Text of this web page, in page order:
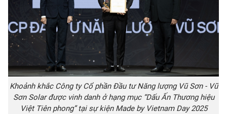
Khoảnh khắc Công ty Cổ phần Đầu tư Năng lượng Vũ Sơn - Vũ
Sơn Solar được vinh danh ở hạng mục “Dấu Ấn Thương hiệu
Việt Tiên phong” tại sự kiện Made by Vietnam Day 2025